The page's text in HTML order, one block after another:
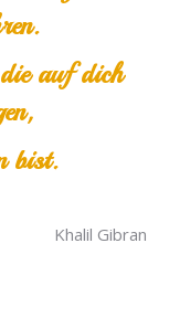
auf dich
bist.
Gibran